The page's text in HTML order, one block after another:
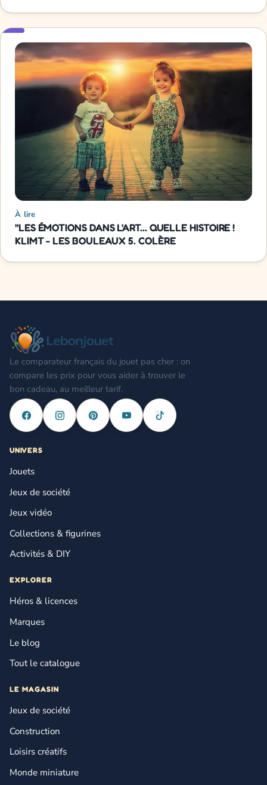
À lire
"LES ÉMOTIONS DANS L'ART... QUELLE HISTOIRE !
KLIMT - LES BOULEAUX 5. COLÈRE
Le comparateur français du jouet pas cher : on
compare les prix pour vous aider à trouver le
bon cadeau, au meilleur tarif.
UNIVERS
Jouets
Jeux de société
Jeux vidéo
Collections & figurines
Activités & DIY
EXPLORER
Héros & licences
Marques
Le blog
Tout le catalogue
LE MAGASIN
Jeux de société
Construction
Loisirs créatifs
Monde miniature